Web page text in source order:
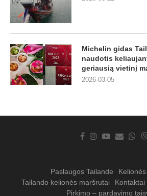
Michelin gidas
naudotis
geriausią vietinį
2026-03-05
Paslaugos Tailande
Tailando kelionės maršrutai
Kontaktai
Pirkimo – pardavimo